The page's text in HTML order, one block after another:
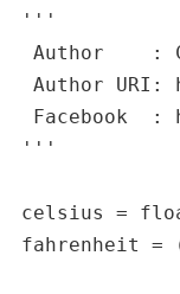
'''
Author    :
Author URI:
Facebook  :
'''
celsius =
fahrenheit =